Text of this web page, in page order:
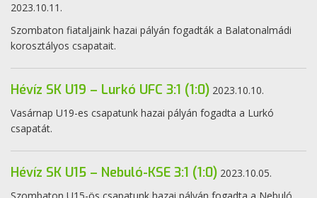
2023.10.11.
Szombaton fiataljaink hazai pályán fogadták a Balatonalmádi
korosztályos csapatait.
Hévíz SK U19 – Lurkó UFC 3:1 (1:0) 2023.10.10.
Vasárnap U19-es csapatunk hazai pályán fogadta a Lurkó
csapatát.
Hévíz SK U15 – Nebuló-KSE 3:1 (1:0) 2023.10.05.